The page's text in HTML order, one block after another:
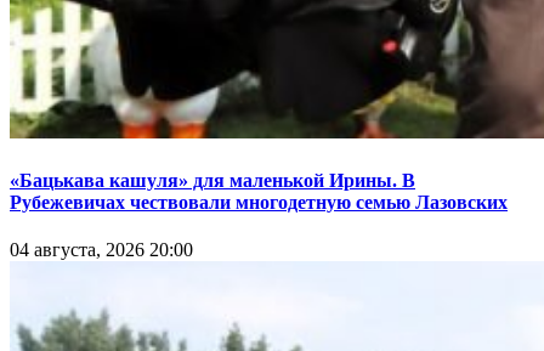
«Бацькава кашуля» для маленькой Ирины. В
Рубежевичах чествовали многодетную семью Лазовских
04 августа, 2026 20:00